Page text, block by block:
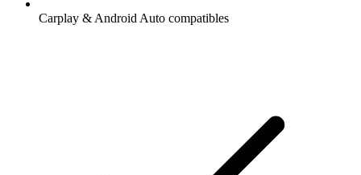
Carplay & Android Auto compatibles